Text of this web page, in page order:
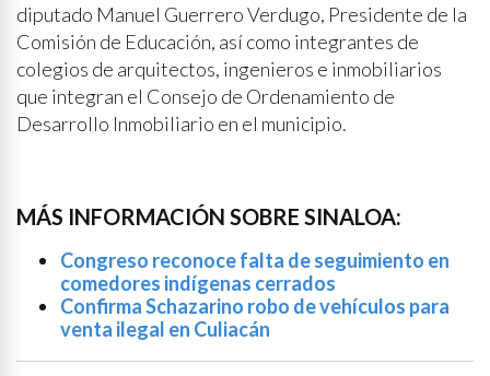
diputado Manuel Guerrero Verdugo, Presidente de la
Comisión de Educación, así como integrantes de
colegios de arquitectos, ingenieros e inmobiliarios
que integran el Consejo de Ordenamiento de
Desarrollo Inmobiliario en el municipio.
MÁS INFORMACIÓN SOBRE SINALOA:
Congreso reconoce falta de seguimiento en
comedores indígenas cerrados
Confirma Schazarino robo de vehículos para
venta ilegal en Culiacán